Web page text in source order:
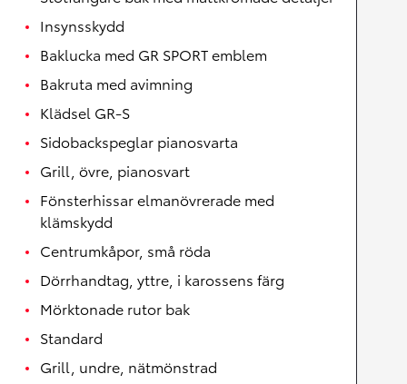
Insynsskydd
Baklucka med GR SPORT emblem
Bakruta med avimning
Klädsel GR-S
Sidobackspeglar pianosvarta
Grill, övre, pianosvart
Fönsterhissar elmanövrerade med
klämskydd
Centrumkåpor, små röda
Dörrhandtag, yttre, i karossens färg
Mörktonade rutor bak
Standard
Grill, undre, nätmönstrad